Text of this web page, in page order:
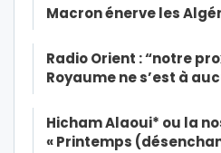
Macron énerve les
Radio Orient : “notre
Royaume ne s’est à
Hicham Alaoui* ou la
« Printemps